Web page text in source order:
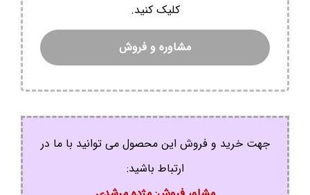
کلیک کنید.
مشاوره و فروش
جهت خرید و فروش این محصول می توانید با ما در
ارتباط باشید: